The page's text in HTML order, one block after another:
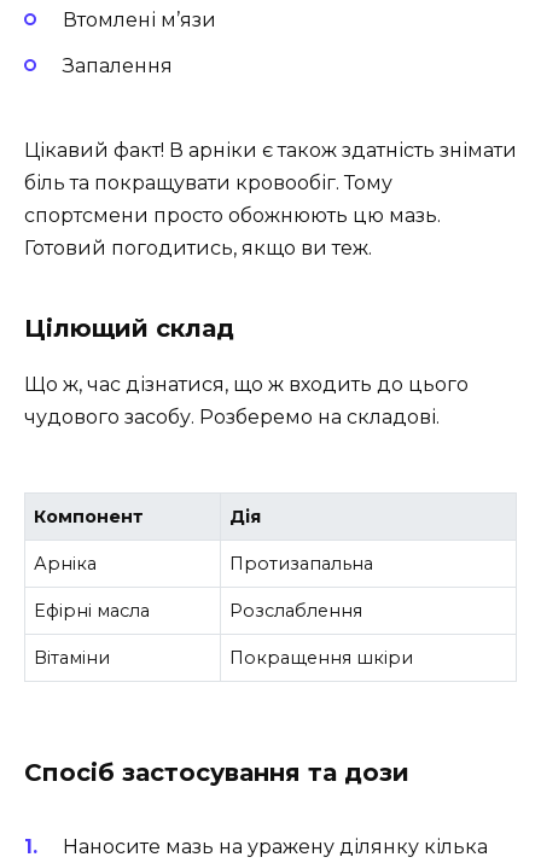
Втомлені м’язи
Запалення
Цікавий факт! В арніки є також здатність знімати
біль та покращувати кровообіг. Тому
спортсмени просто обожнюють цю мазь.
Готовий погодитись, якщо ви теж.
Цілющий склад
Що ж, час дізнатися, що ж входить до цього
чудового засобу. Розберемо на складові.
Компонент Дія
Арніка Протизапальна
Ефірні масла Розслаблення
Вітаміни Покращення шкіри
Спосіб застосування та дози
Наносите мазь на уражену ділянку кілька